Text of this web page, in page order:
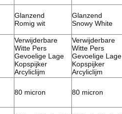
Glanzend
Romig wit
Glanzend
Snowy White
Verwijderbare
Witte Pers
Gevoelige Lage
Kopspijker
Arcyliclijm
Verwijderbare
Witte Pers
Gevoelige Lage
Kopspijker
Arcyliclijm
80 micron 80 micron